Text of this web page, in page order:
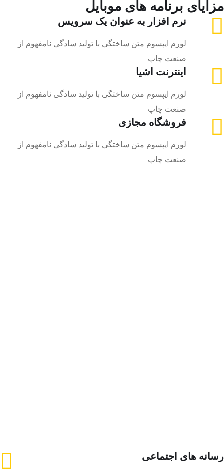
مزایای برنامه های موبایل
نرم افزار به عنوان یک سرویس
لورم ایپسوم متن ساختگی با تولید سادگی نامفهوم از
صنعت چاپ
اینترنت اشیا
لورم ایپسوم متن ساختگی با تولید سادگی نامفهوم از
صنعت چاپ
فروشگاه مجازی
لورم ایپسوم متن ساختگی با تولید سادگی نامفهوم از
صنعت چاپ
رسانه های اجتماعی